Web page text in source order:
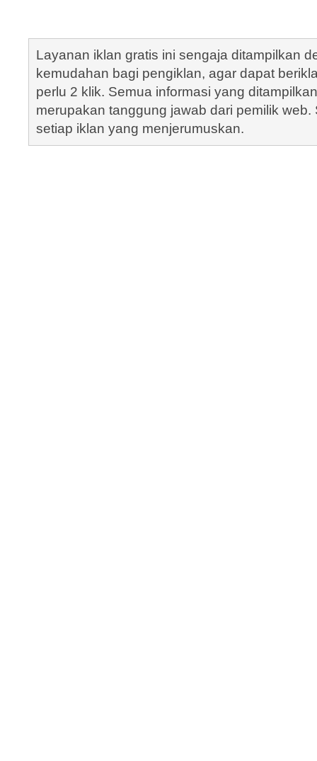
Layanan iklan gratis ini sengaja ditampilkan
kemudahan bagi pengiklan, agar dapat
perlu 2 klik. Semua informasi yang
merupakan tanggung jawab dari pemilik
setiap iklan yang menjerumuskan.